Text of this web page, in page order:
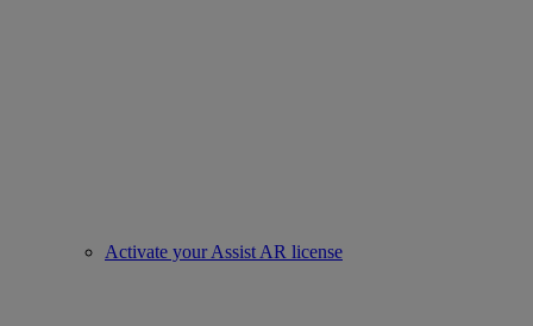
Activate your Assist AR license